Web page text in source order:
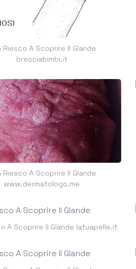
Riesco A Scoprire Il Glande
bresciabimbi.it
Riesco A Scoprire Il Glande
www.dermatologo.me
A Scoprire Il Glande latuapelle.it